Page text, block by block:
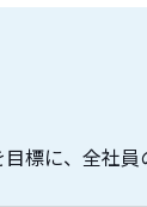
標に、全社